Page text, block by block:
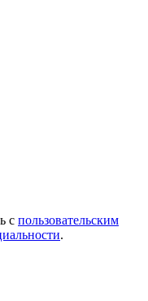
с пользовательским
.